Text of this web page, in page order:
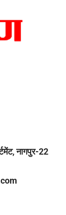
नागपुर-22